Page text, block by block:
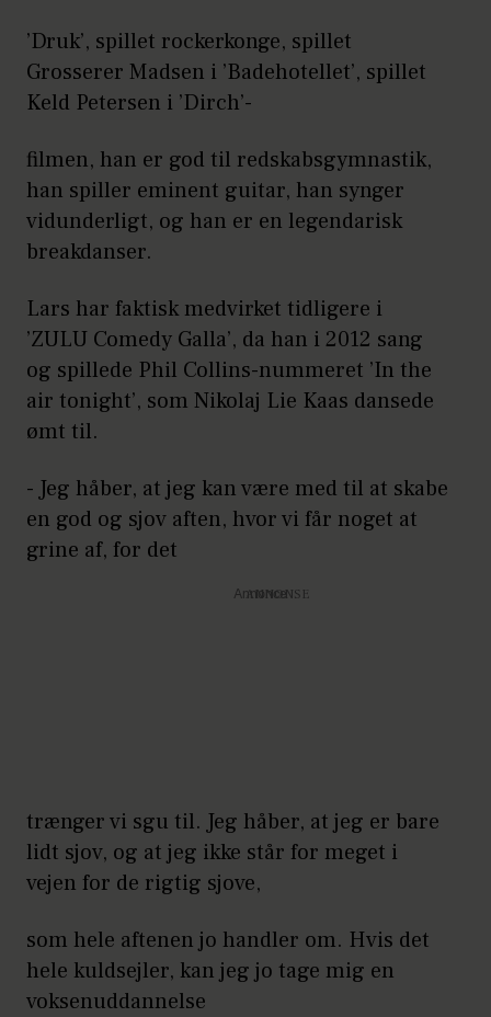
’Druk’, spillet rockerkonge, spillet
Grosserer Madsen i ’Badehotellet’, spillet
Keld Petersen i ’Dirch’-
filmen, han er god til redskabsgymnastik,
han spiller eminent guitar, han synger
vidunderligt, og han er en legendarisk
breakdanser.
Lars har faktisk medvirket tidligere i
’ZULU Comedy Galla’, da han i 2012 sang
og spillede Phil Collins-nummeret ’In the
air tonight’, som Nikolaj Lie Kaas dansede
ømt til.
- Jeg håber, at jeg kan være med til at skabe
en god og sjov aften, hvor vi får noget at
grine af, for det
Annonce
trænger vi sgu til. Jeg håber, at jeg er bare
lidt sjov, og at jeg ikke står for meget i
vejen for de rigtig sjove,
som hele aftenen jo handler om. Hvis det
hele kuldsejler, kan jeg jo tage mig en
voksenuddannelse